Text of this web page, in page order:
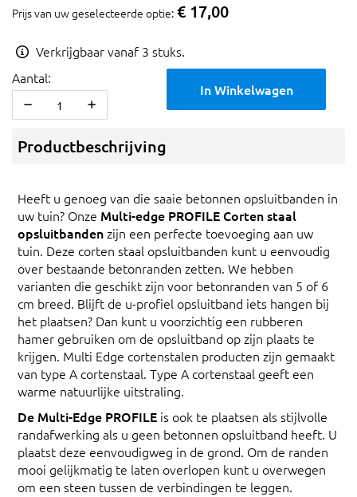
Prijs van uw geselecteerde optie: € 17,00
Verkrijgbaar vanaf 3 stuks.
Aantal:
In Winkelwagen
Productbeschrijving
Heeft u genoeg van die saaie betonnen opsluitbanden in
uw tuin? Onze Multi-edge PROFILE Corten staal
opsluitbandenzijn een perfecte toevoeging aan uw
tuin. Deze corten staal opsluitbanden kunt u eenvoudig
over bestaande betonranden zetten. We hebben
varianten die geschikt zijn voor betonranden van 5 of 6
cm breed. Blijft de u-profiel opsluitband iets hangen bij
het plaatsen? Dan kunt u voorzichtig een rubberen
hamer gebruiken om de opsluitband op zijn plaats te
krijgen. Multi Edge cortenstalen producten zijn gemaakt
van type A cortenstaal. Type A cortenstaal geeft een
warme natuurlijke uitstraling.
De Multi-Edge PROFILE is ook te plaatsen als stijlvolle
randafwerking als u geen betonnen opsluitband heeft. U
plaatst deze eenvoudigweg in de grond. Om de randen
mooi gelijkmatig te laten overlopen kunt u overwegen
om een steen tussen de verbindingen te leggen.